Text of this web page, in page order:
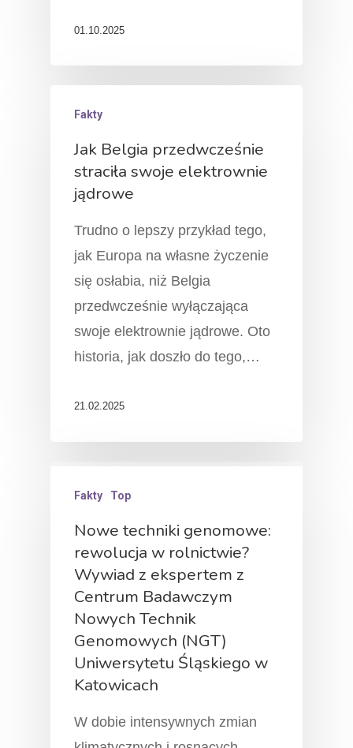
01.10.2025
Fakty
Jak Belgia przedwcześnie
straciła swoje elektrownie
jądrowe
Trudno o lepszy przykład tego,
jak Europa na własne życzenie
się osłabia, niż Belgia
przedwcześnie wyłączająca
swoje elektrownie jądrowe. Oto
historia, jak doszło do tego,…
21.02.2025
Fakty Top
Nowe techniki genomowe:
rewolucja w rolnictwie?
Wywiad z ekspertem z
Centrum Badawczym
Nowych Technik
Genomowych (NGT)
Uniwersytetu Śląskiego w
Katowicach
W dobie inten­syw­nych zmian